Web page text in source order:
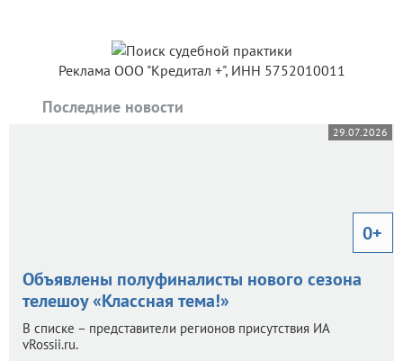
Реклама ООО "Кредитал +", ИНН 5752010011
Последние новости
29.07.2026
0+
Объявлены полуфиналисты нового сезона
телешоу «Классная тема!»
В списке – представители регионов присутствия ИА
vRossii.ru.